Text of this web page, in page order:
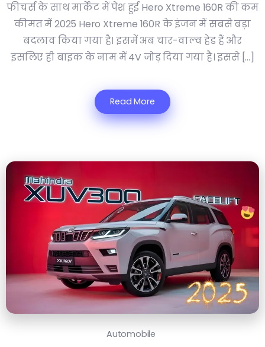
फीचर्स के साथ मार्केट में पेश हुई Hero Xtreme 160R की कम
कीमत में 2025 Hero Xtreme 160R के इंजन में सबसे बड़ा
बदलाव किया गया है। इसमें अब चार-वाल्व हेड हैं और
इसलिए ही बाइक के नाम में 4V जोड़ दिया गया है। इससे […]
Read More
Automobile